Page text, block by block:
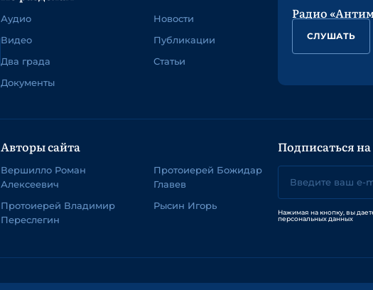
Аудио
Видео
Два града
Документы
Новости
Публикации
Статьи
Радио
СЛУШАТЬ
Авторы сайта
Вершилло Роман
Алексеевич
Протоиерей Владимир
Переслегин
Протоиерей Божидар
Главев
Рысин Игорь
Подписаться
Нажимая на кнопку, вы
персональных данных